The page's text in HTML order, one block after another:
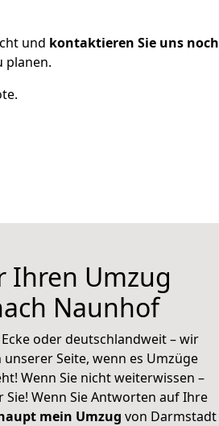
und kontaktieren Sie uns noch
planen.
Ihren Umzug
Naunhof
oder deutschlandweit – wir
unserer Seite, wenn es Umzüge
Wenn Sie nicht weiterwissen –
Wenn Sie Antworten auf Ihre
mein Umzug von Darmstadt